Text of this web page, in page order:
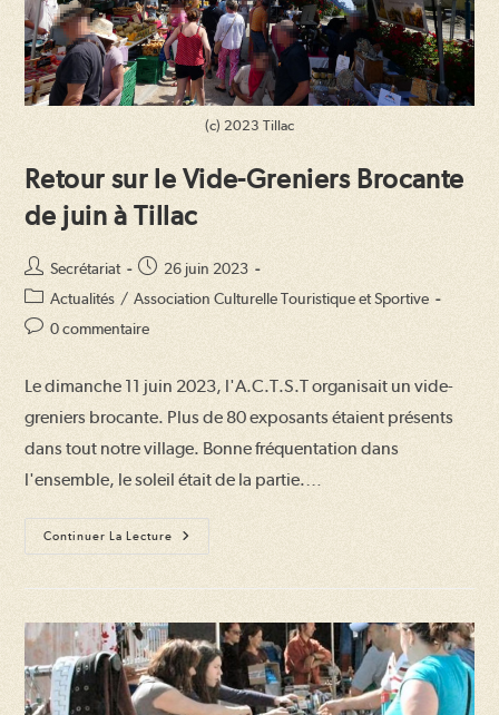
(c) 2023 Tillac
Retour sur le Vide-Greniers Brocante
de juin à Tillac
Auteur/autrice
de
la
publication :
Secrétariat
Publication
publiée :
26 juin 2023
Post
category:
Actualités / Association Culturelle Touristique et Sportive
Commentaires
publication :
0 commentaire
Le dimanche 11 juin 2023, l'A.C.T.S.T organisait un vide-
greniers brocante. Plus de 80 exposants étaient présents
dans tout notre village. Bonne fréquentation dans
l'ensemble, le soleil était de la partie.…
Continuer La Lecture
Retour
Sur
Vide-
De
Juin
À Tillac